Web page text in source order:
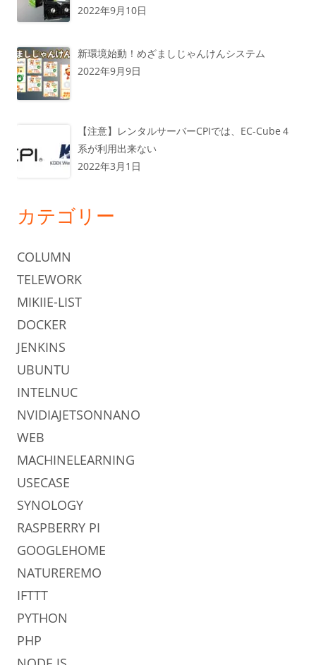
2022年9月10日
新環境始動！めざましじゃんけんシステム
2022年9月9日
【注意】レンタルサーバーCPIでは、EC-Cube４
系が利用出来ない
2022年3月1日
カテゴリー
COLUMN
TELEWORK
MIKIIE-LIST
DOCKER
JENKINS
UBUNTU
INTELNUC
NVIDIAJETSONNANO
WEB
MACHINELEARNING
USECASE
SYNOLOGY
RASPBERRY PI
GOOGLEHOME
NATUREREMO
IFTTT
PYTHON
PHP